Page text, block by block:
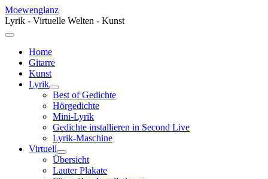
Moewenglanz
Lyrik - Virtuelle Welten - Kunst
Home
Gitarre
Kunst
Lyrik
Best of Gedichte
Hörgedichte
Mini-Lyrik
Gedichte installieren in Second Live
Lyrik-Maschine
Virtuell
Übersicht
Lauter Plakate